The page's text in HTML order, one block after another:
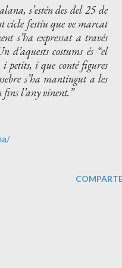
s’estén des del 25 de
cicle festiu que ve marcat
s’ha expressat a través
d’aquests costums és “el
i petits, i que conté figures
s’ha mantingut a les
fins l’any vinent.